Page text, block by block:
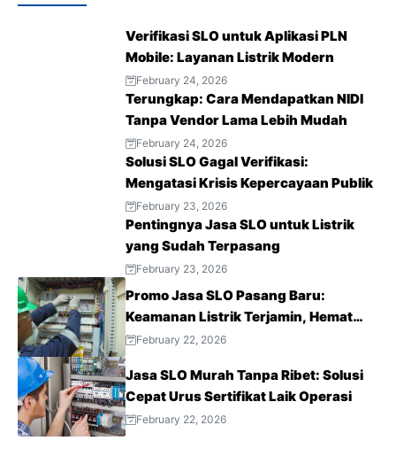
Verifikasi SLO untuk Aplikasi PLN
Mobile: Layanan Listrik Modern
February 24, 2026
Terungkap: Cara Mendapatkan NIDI
Tanpa Vendor Lama Lebih Mudah
February 24, 2026
Solusi SLO Gagal Verifikasi:
Mengatasi Krisis Kepercayaan Publik
February 23, 2026
Pentingnya Jasa SLO untuk Listrik
yang Sudah Terpasang
February 23, 2026
Promo Jasa SLO Pasang Baru:
Keamanan Listrik Terjamin, Hemat
Biaya Sekarang!
February 22, 2026
Jasa SLO Murah Tanpa Ribet: Solusi
Cepat Urus Sertifikat Laik Operasi
February 22, 2026